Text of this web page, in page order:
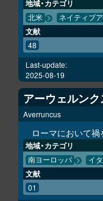
地域・カテゴリ
北米 ネイティブ
文献
48
Last-update:
2025-08-19
アーウェルンク
Averruncus
ローマにおいて禍
地域・カテゴリ
南ヨーロッパ イ
文献
01